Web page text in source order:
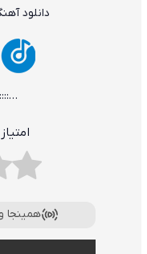
داﻧﻠﻮد
…:::: iR-media.iR ::::…
همینجا